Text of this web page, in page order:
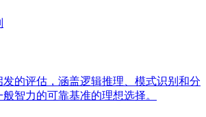
的评估，涵盖逻辑推理、模式识别和分
智力的可靠基准的理想选择。